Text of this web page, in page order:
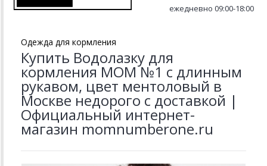
ежедневно 09:00-18:00
Одежда для кормления
Купить Водолазку для
кормления MOM №1 с длинным
рукавом, цвет ментоловый в
Москве недорого с доставкой |
Официальный интернет-
магазин momnumberone.ru